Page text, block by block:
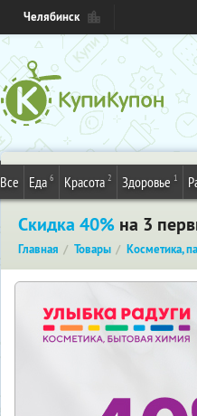
Челябинск
Все Еда 6 Красота 2 Здоровье 1
Скидка 40% на 3
Главная Товары Косметика,